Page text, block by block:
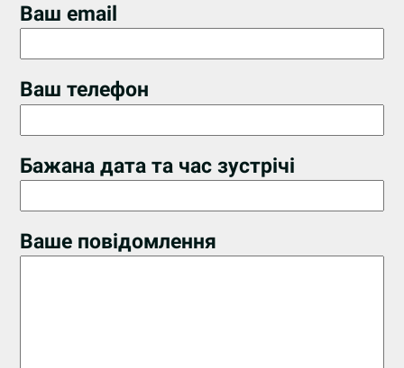
Ваш email
Ваш телефон
Бажана дата та час зустрічі
Ваше повідомлення